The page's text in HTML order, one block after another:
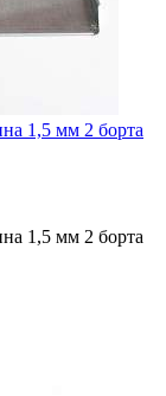
1,5 мм 2 борта
1,5 мм 2 борта